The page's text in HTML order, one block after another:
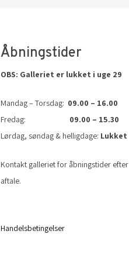
Åbningstider
OBS: Galleriet er lukket i uge 29
Mandag – Torsdag: 09.00 – 16.00
Fredag: 09.00 – 15.30
Lørdag, søndag & helligdage: Lukket
Kontakt galleriet for åbningstider efter
aftale.
Handelsbetingelser